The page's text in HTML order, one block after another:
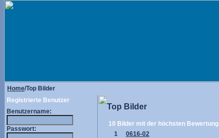
Home/Top Bilder
Registrierte Benutzer
Benutzername:
Passwort:
Top Bilder
10 Bilder mit der höchsten Bewertung
1
0616-02